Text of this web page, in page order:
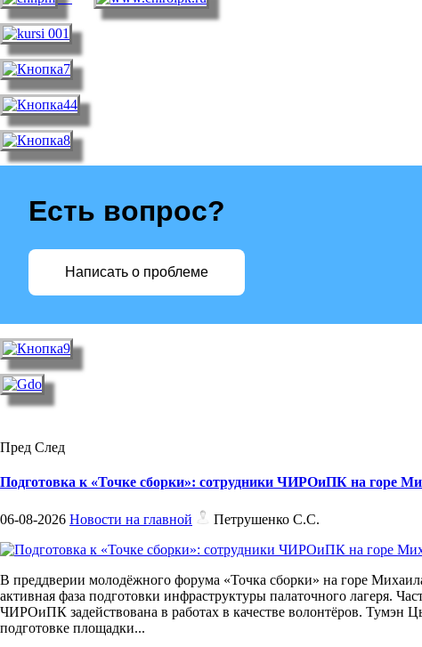
Есть вопрос?
Написать о проблеме
Пред След
Подготовка к «Точке сборки»: сотрудники ЧИРОиПК на горе
06-08-2026 Новости на главной Петрушенко С.С.
В преддверии молодёжного форума «Точка сборки» на горе
активная фаза подготовки инфраструктуры палаточного лагеря.
ЧИРОиПК задействована в работах в качестве волонтёров. Тумэн
подготовке площадки...